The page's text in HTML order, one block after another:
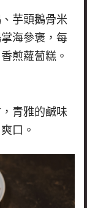
芋頭鵝骨米
海參褒，每
煎蘿蔔糕。
青雅的鹹味
口。